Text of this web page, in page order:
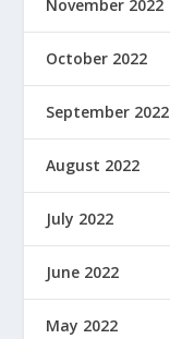
November 2022
October 2022
September 2022
August 2022
July 2022
June 2022
May 2022